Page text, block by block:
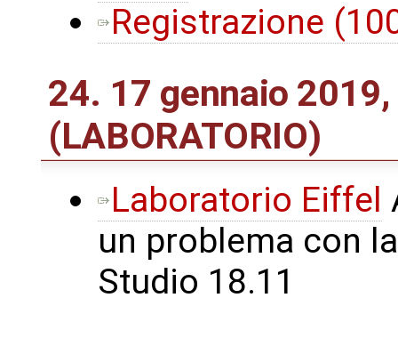
Registrazione
24. 17 gennaio
(LABORATORIO)
Laboratorio Eiffel
un problema con
Studio 18.11